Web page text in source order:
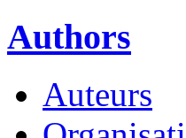
Authors
Auteurs